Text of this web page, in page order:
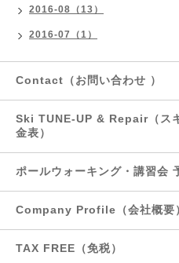
2016-08（13）
2016-07（1）
Contact（お問い合わせ ）
Ski TUNE-UP & Repair（ス
金表）
ポールウォーキング・講習会
Company Profile（会社概要
TAX FREE（免税）